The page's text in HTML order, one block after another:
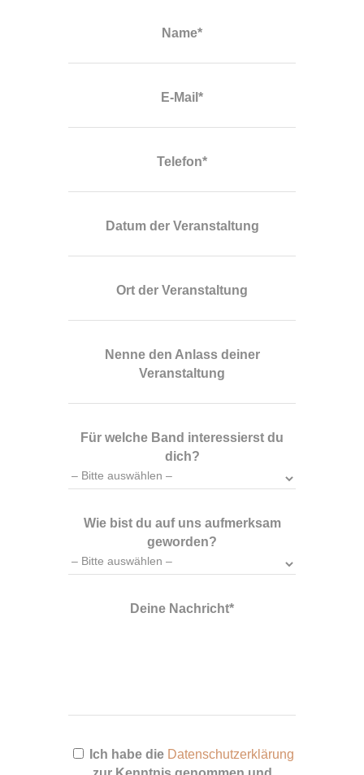
Name*
E-Mail*
Telefon*
Datum der Veranstaltung
Ort der Veranstaltung
Nenne den Anlass deiner
Veranstaltung
Für welche Band interessierst du
dich?
Wie bist du auf uns aufmerksam
geworden?
Deine Nachricht*
Ich habe die Datenschutzerklärung